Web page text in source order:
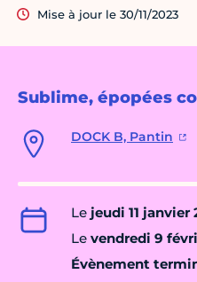
Sublime, épopées
DOCK B, Pantin
Le jeudi 11 janvier
Le vendredi 9
Évènement
Mise à jour le 30/11/2023